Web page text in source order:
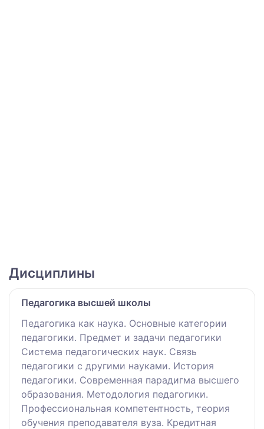
Дисциплины
Педагогика высшей школы
Педагогика как наука. Основные категории
педагогики. Предмет и задачи педагогики
Система педагогических наук. Связь
педагогики с другими науками. История
педагогики. Современная парадигма высшего
образования. Методология педагогики.
Профессиональная компетентность, теория
обучения преподавателя вуза. Кредитная